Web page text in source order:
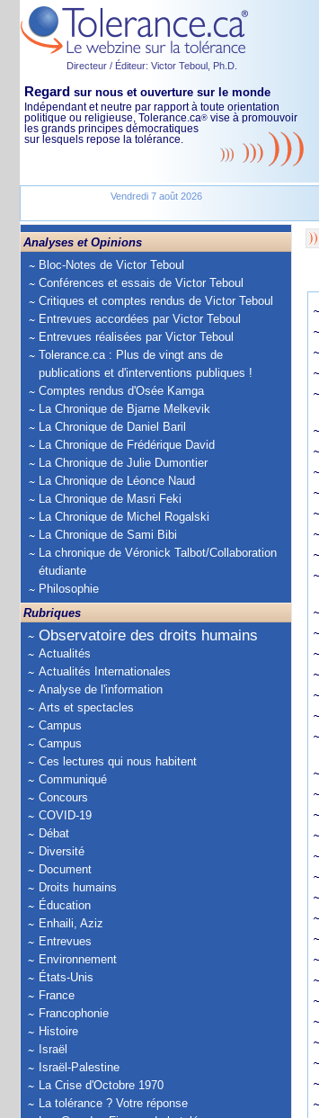
Directeur / Éditeur: Victor Teboul, Ph.D.
Regard sur nous et ouverture sur le monde
Indépendant et neutre par rapport à toute orientation
politique ou religieuse, Tolerance.ca® vise à promouvoir
les grands principes démocratiques
sur lesquels repose la tolérance.
Vendredi 7 août 2026
Analyses et Opinions
Bloc-Notes de Victor Teboul
Conférences et essais de Victor Teboul
Critiques et comptes rendus de Victor Teboul
Entrevues accordées par Victor Teboul
Entrevues réalisées par Victor Teboul
Tolerance.ca : Plus de vingt ans de
publications et d'interventions publiques !
Comptes rendus d'Osée Kamga
La Chronique de Bjarne Melkevik
La Chronique de Daniel Baril
La Chronique de Frédérique David
La Chronique de Julie Dumontier
La Chronique de Léonce Naud
La Chronique de Masri Feki
La Chronique de Michel Rogalski
La Chronique de Sami Bibi
La chronique de Véronick Talbot/Collaboration
étudiante
Philosophie
Rubriques
Observatoire des droits humains
Actualités
Actualités Internationales
Analyse de l'information
Arts et spectacles
Campus
Campus
Ces lectures qui nous habitent
Communiqué
Concours
COVID-19
Débat
Diversité
Document
Droits humains
Éducation
Enhaili, Aziz
Entrevues
Environnement
États-Unis
France
Francophonie
Histoire
Israël
Israël-Palestine
La Crise d'Octobre 1970
La tolérance ? Votre réponse